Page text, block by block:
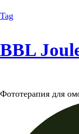
Tag
BBL
Фототерапия для